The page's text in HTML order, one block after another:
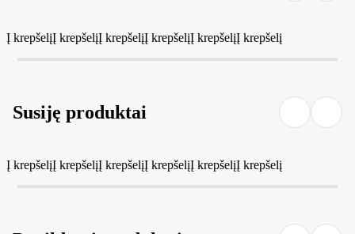
Į krepšelįĮ krepšelįĮ krepšelįĮ krepšelįĮ krepšelįĮ krepšelį
Susiję produktai
Į krepšelįĮ krepšelįĮ krepšelįĮ krepšelįĮ krepšelįĮ krepšelį